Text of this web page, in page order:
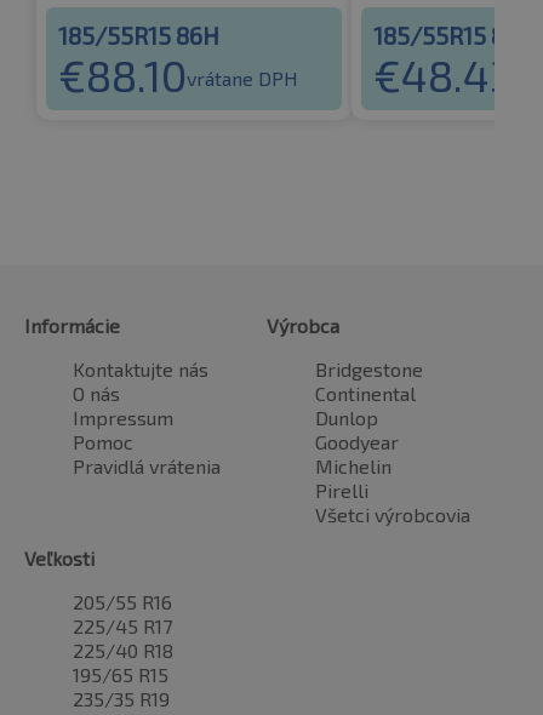
185/55R15 86H
€88.10vrátane DPH
185/55R15 86H
€48.43
Informácie
Kontaktujte nás
O nás
Impressum
Pomoc
Pravidlá vrátenia
Výrobca
Bridgestone
Continental
Dunlop
Goodyear
Michelin
Pirelli
Všetci výrobcovia
Veľkosti
205/55 R16
225/45 R17
225/40 R18
195/65 R15
235/35 R19